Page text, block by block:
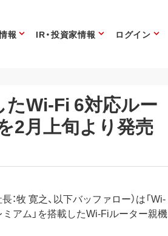
報 IR・投資家情報 ログイン
Wi-Fi 6対応ルー
2月上旬より発売
牧 寛之、以下バッファロー）は「Wi-
ミアム」を搭載したWi-Fiルーター親機